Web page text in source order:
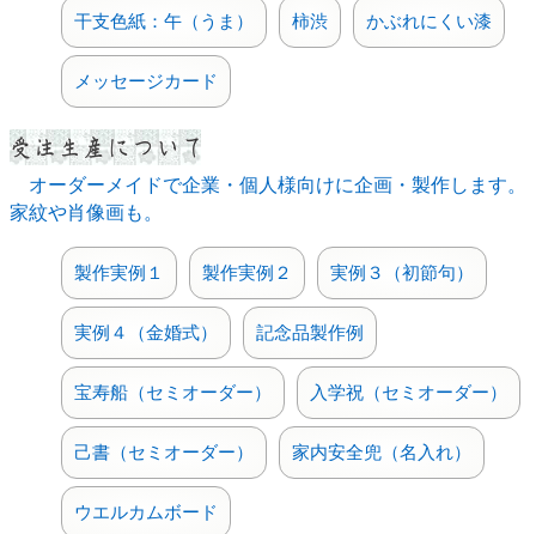
型紙付き図案「こよみだより」午（うま）年のはがきサ
イズ図案と はがき用×12ヵ月分図案（A3）を掲載しま
した。(R7.12.16)
午年（馬）の絵馬飾りを販売しております。(R7.12.10)
【重要】報道や佐川急便のサイト
すが、一時的な物量増加に伴いお届けする荷物の遅延が発
生しております。地域差があるようですが、一部お客様に
はご迷惑をおかけする可能性があり、申し訳ございません
がご了承ください。(R7.12.9)
【年末年始】カレンダーに記載の通り、12/28（日）～
1/4（日）は実店舗の営業をお休みさせていただきます。
但し12/27（土）は短縮営業（10時～12時30分迄）です。
年始の発送業務開始も1/5（月）からになりますのでご了
承ください。(R7.12.2)
午年（馬）の伊勢型紙ポストカードを新発売しました。
(R7.11.21)
2026年午（うま）年の干支色紙の販売ページを公開し
ました。(R7.11.14)
干支色紙：午（うま） 柿渋 かぶれにくい漆
メッセージカード
オーダーメイドで企業・個人様向けに企画・製作します。
家紋や肖像画も。
製作実例１ 製作実例２ 実例３（初節句）
実例４（金婚式） 記念品製作例
宝寿船（セミオーダー） 入学祝（セミオーダー）
己書（セミオーダー） 家内安全兜（名入れ）
ウエルカムボード